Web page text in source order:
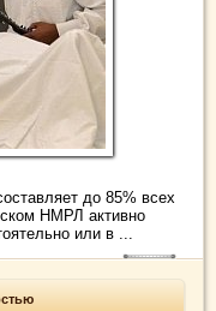
до 85% всех
НМРЛ активно
или в ...